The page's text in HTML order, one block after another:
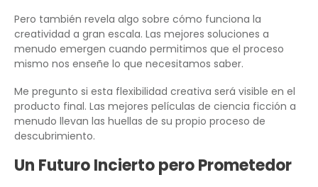
Pero también revela algo sobre cómo funciona la
creatividad a gran escala. Las mejores soluciones a
menudo emergen cuando permitimos que el proceso
mismo nos enseñe lo que necesitamos saber.
Me pregunto si esta flexibilidad creativa será visible en el
producto final. Las mejores películas de ciencia ficción a
menudo llevan las huellas de su propio proceso de
descubrimiento.
Un Futuro Incierto pero Prometedor